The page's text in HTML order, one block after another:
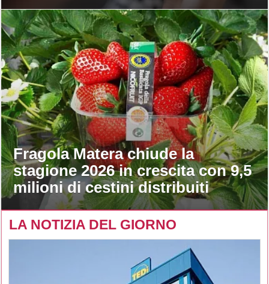
Fragola Matera chiude la
stagione 2026 in crescita con 9,5
milioni di cestini distribuiti
LA NOTIZIA DEL GIORNO